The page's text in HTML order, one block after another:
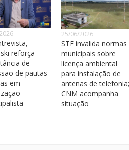
reforça
de
de pautas-
em
25/06/2026
STF invalida normas
municipais sobre
licença ambiental
para instalação de
antenas de telefonia;
CNM acompanha
situação